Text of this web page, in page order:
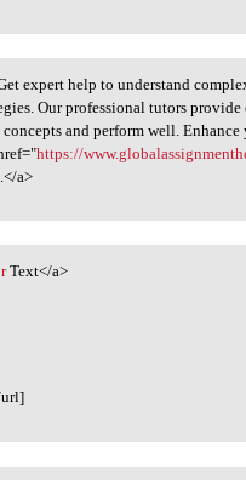
expert help to understand
Our professional tutors provide
and perform well.
https://
a>
Text</a>